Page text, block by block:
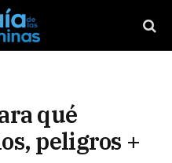
qué
peligros +